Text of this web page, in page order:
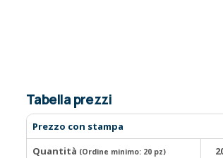
Tabella prezzi
Prezzo con stampa
Quantità (Ordine minimo: 20 pz)